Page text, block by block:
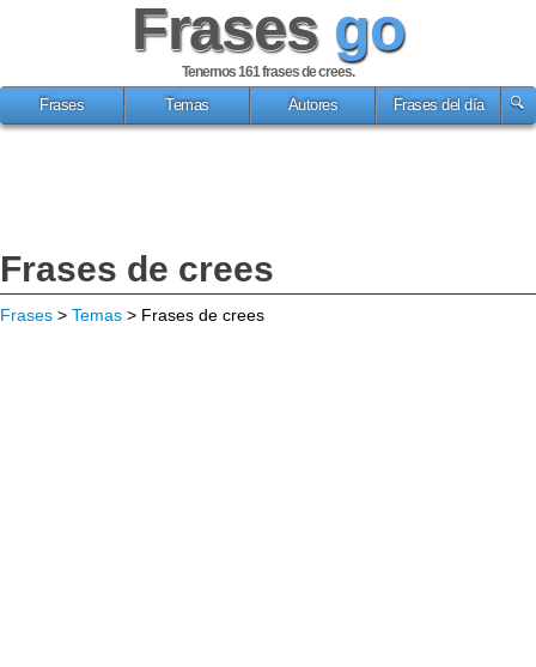
Frases go
Tenemos 161frases de crees.
Frases
Temas Autores Frases del día
Frases de crees
Frases > Temas > Frases de crees